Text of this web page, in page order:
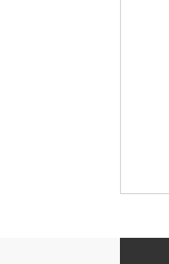
이기